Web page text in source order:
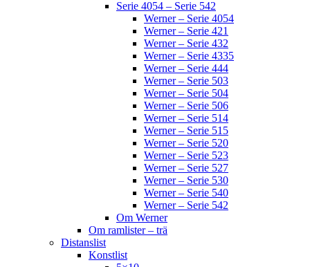
Serie 4054 – Serie 542
Werner – Serie 4054
Werner – Serie 421
Werner – Serie 432
Werner – Serie 4335
Werner – Serie 444
Werner – Serie 503
Werner – Serie 504
Werner – Serie 506
Werner – Serie 514
Werner – Serie 515
Werner – Serie 520
Werner – Serie 523
Werner – Serie 527
Werner – Serie 530
Werner – Serie 540
Werner – Serie 542
Om Werner
Om ramlister – trä
Distanslist
Konstlist